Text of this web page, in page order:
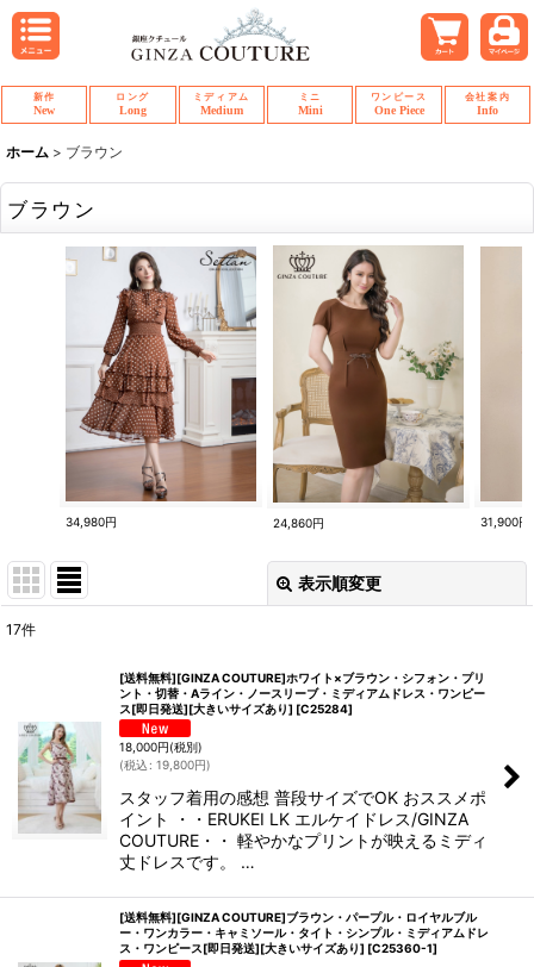
新作
New
ロング
Long
ミディアム
Medium
ミニ
Mini
ワンピース
One Piece
会社案内
Info
ホーム > ブラウン
ブラウン
34,980円 24,860円 31,900円
表示順変更
並び順:
17件
[送料無料][GINZA COUTURE]ホワイト×ブラウン・シフォン・プリ
ント・切替・Aライン・ノースリーブ・ミディアムドレス・ワンピー
ス[即日発送][大きいサイズあり] [C25284]
18,000円(税別)
(税込 : 19,800円)
スタッフ着用の感想 普段サイズでOK おススメポ
イント ・・ERUKEI LK エルケイドレス/GINZA
COUTURE・・ 軽やかなプリントが映えるミディ
丈ドレスです。 …
[送料無料][GINZA COUTURE]ブラウン・パープル・ロイヤルブル
ー・ワンカラー・キャミソール・タイト・シンプル・ミディアムドレ
ス・ワンピース[即日発送][大きいサイズあり] [C25360-1]